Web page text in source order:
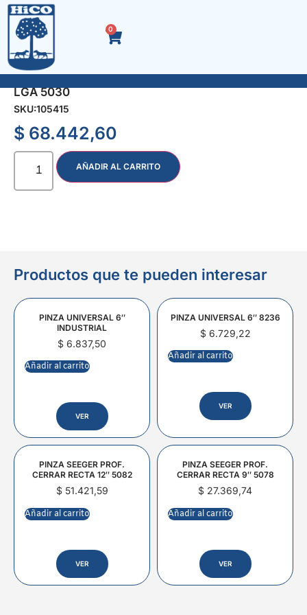
0
LLAVE ALLEN x 7 Pzas CARD/MGO ANATOM MM
LGA 5030
SKU:105415
$ 68.442,60
AÑADIR AL CARRITO
Productos que te pueden interesar
PINZA UNIVERSAL 6″
INDUSTRIAL
$ 6.837,50
Añadir al carrito
VER
PINZA UNIVERSAL 6″ 8236
$6.729,22
Añadir al carrito
VER
PINZA SEEGER PROF.
CERRAR RECTA 12″ 5082
$51.421,59
Añadir al carrito
VER
PINZA SEEGER PROF.
CERRAR RECTA 9″ 5078
$ 27.369,74
Añadir al carrito
VER